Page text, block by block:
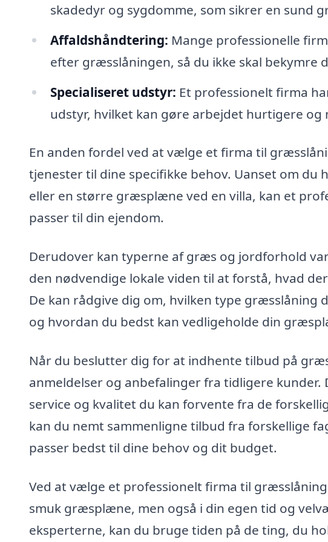
skadedyr og sygdomme, som sikrer en sund
Affaldshåndtering: Mange professionelle
efter græsslåningen, så du ikke skal bekymre
Specialiseret udstyr: Et professionelt firma
udstyr, hvilket kan gøre arbejdet hurtigere og
En anden fordel ved at vælge et firma til
tjenester til dine specifikke behov. Uanset om
eller en større græsplæne ved en villa, kan et
passer til din ejendom.
Derudover kan typerne af græs og jordforhold
den nødvendige lokale viden til at forstå, hvad
De kan rådgive dig om, hvilken type græsslåning
og hvordan du bedst kan vedligeholde din
Når du beslutter dig for at indhente tilbud på
anmeldelser og anbefalinger fra tidligere
service og kvalitet du kan forvente fra de
kan du nemt sammenligne tilbud fra forskellige
passer bedst til dine behov og dit budget.
Ved at vælge et professionelt firma til
smuk græsplæne, men også i din egen tid og
eksperterne, kan du bruge tiden på de ting, du